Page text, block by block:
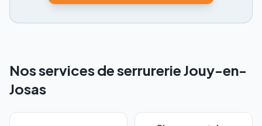
Nos services de serrurerie Jouy-en-
Josas